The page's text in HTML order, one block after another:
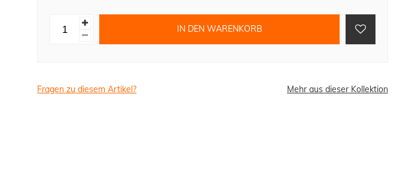
IN DEN WARENKORB
Fragen zu diesem Artikel? Mehr aus dieser Kollektion